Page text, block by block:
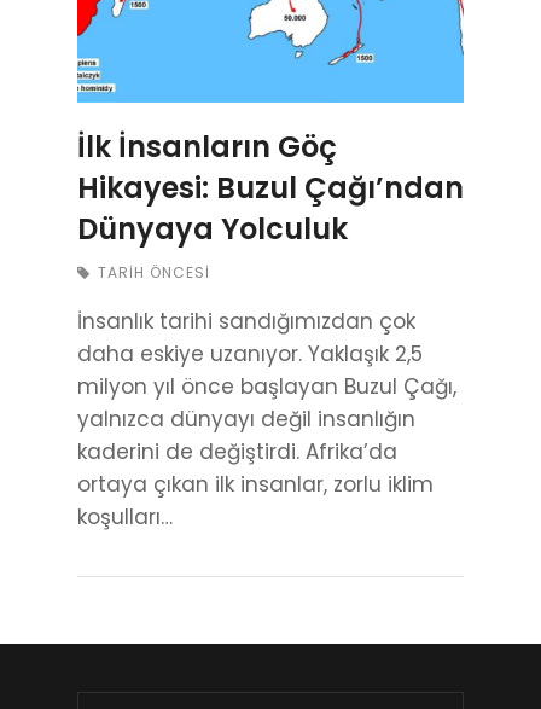
İlk İnsanların Göç
Hikayesi: Buzul Çağı’ndan
Dünyaya Yolculuk
TARIH ÖNCESI
İnsanlık tarihi sandığımızdan çok
daha eskiye uzanıyor. Yaklaşık 2,5
milyon yıl önce başlayan Buzul Çağı,
yalnızca dünyayı değil insanlığın
kaderini de değiştirdi. Afrika’da
ortaya çıkan ilk insanlar, zorlu iklim
koşulları…